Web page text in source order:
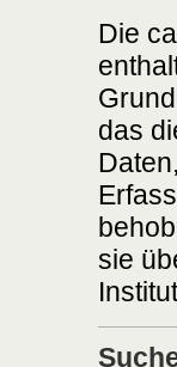
Die
das
sie